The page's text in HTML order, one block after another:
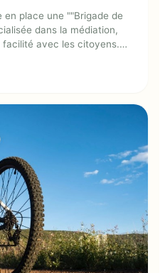
place une ""Brigade de
dans la médiation,
avec les citoyens.
de recruter les agents